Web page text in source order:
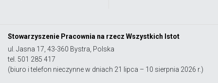
Stowarzyszenie Pracownia na rzecz Wszystkich Istot
ul. Jasna 17, 43-360 Bystra, Polska
tel. 501 285 417
(biuro i telefon nieczynne w dniach 21 lipca – 10 sierpnia 2026 r.)